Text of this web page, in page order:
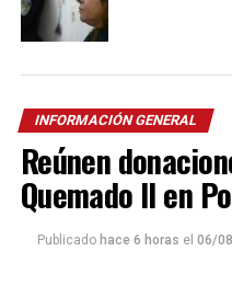
INFORMACIÓN GENERAL
Reúnen
Quemado II en
Publicado hace 6 horas el 06/